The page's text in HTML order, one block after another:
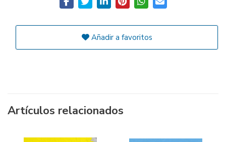
Añadir a favoritos
Artículos relacionados